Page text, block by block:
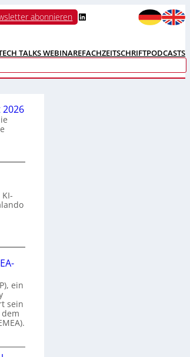
abonnieren LinkedIn
TALKS WEBINAREFACHZEITSCHRIFTPODCASTS
ein
sein